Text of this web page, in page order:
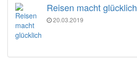
Reisen macht glücklich
20.03.2019